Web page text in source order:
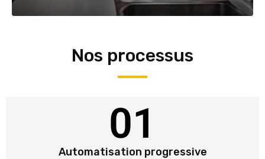
Nos processus
01
Automatisation progressive